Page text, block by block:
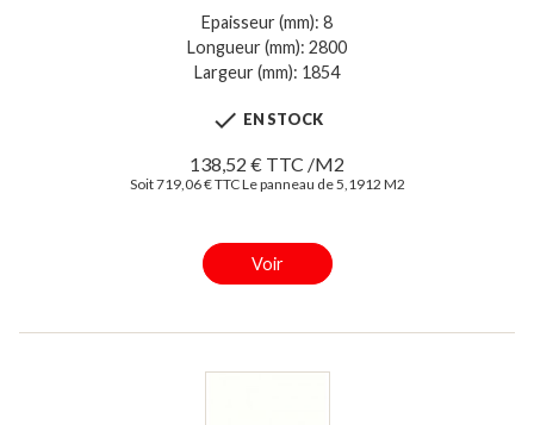
Epaisseur (mm): 8
Longueur (mm): 2800
Largeur (mm): 1854
 EN STOCK
138,52 € TTC /M2
Soit 719,06 € TTC Le panneau de 5,1912 M2
Voir